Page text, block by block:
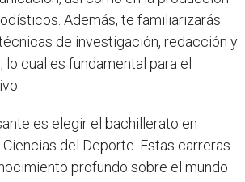
Además, te familiarizarás
de investigación, redacción y
cual es fundamental para el
es elegir el bachillerato en
del Deporte. Estas carreras
profundo sobre el mundo